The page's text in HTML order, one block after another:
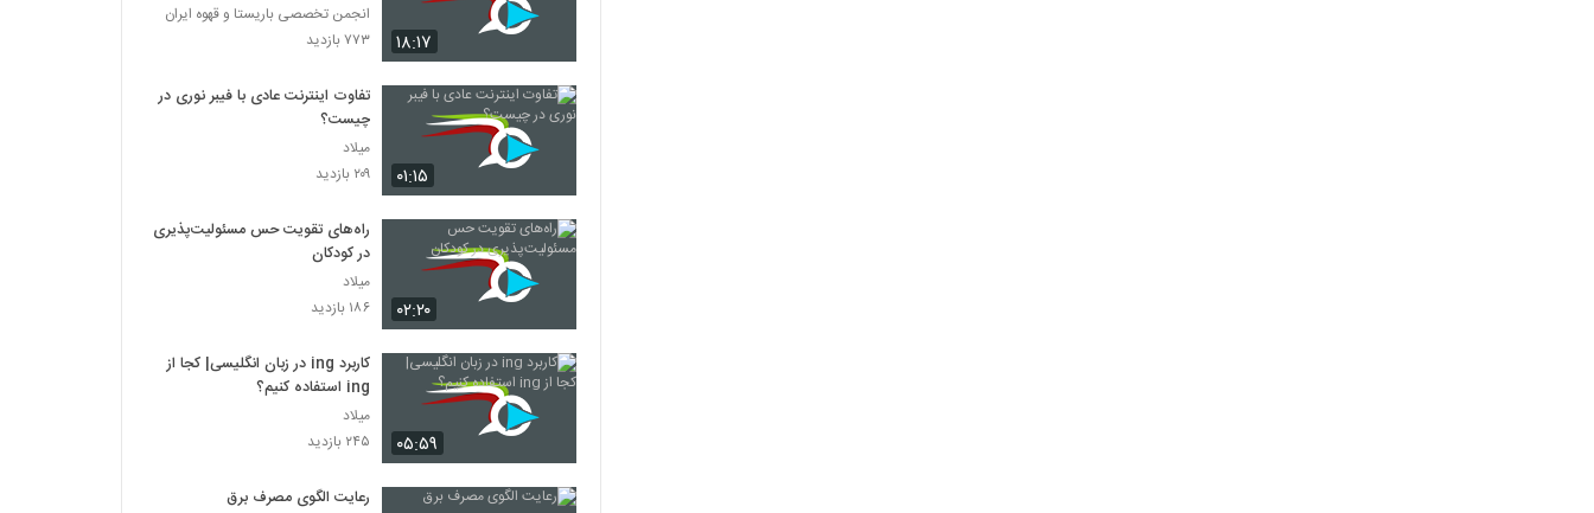
۱۸:۱۷
انجمن تخصصی باریستا و قهوه ایران
۷۷۳ بازدید
۰۱:۱۵
تفاوت اینترنت عادی با فیبر نوری در
چیست؟
میلاد
۲۰۹ بازدید
۰۲:۲۰
راه‌های تقویت حس مسئولیت‌پذیری
در کودکان
میلاد
۱۸۶ بازدید
۰۵:۵۹
کاربرد ing در زبان انگلیسی| کجا از
ing استفاده کنیم؟
میلاد
۲۴۵ بازدید
رعایت الگوی مصرف برق